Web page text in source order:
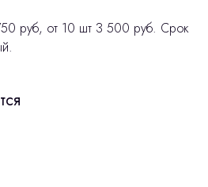
руб, от 10 шт 3 500 руб. Срок